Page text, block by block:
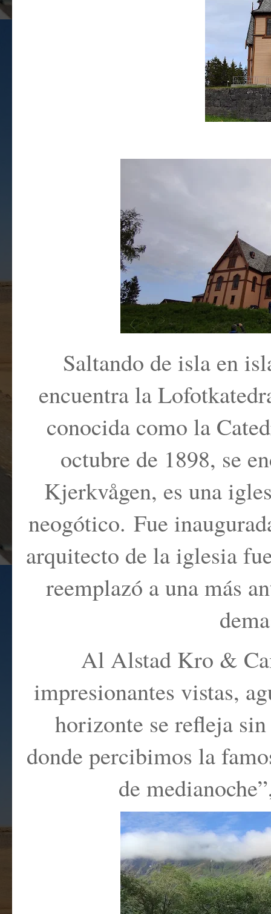
Saltando de isla en
encuentra la
conocida como la
octubre de 1898, se
Kjerkvågen, es una
neogótico. Fue
arquitecto de la iglesia
reemplazó a una más
Al Alstad Kro &
impresionantes vistas,
horizonte se refleja
donde percibimos la
de